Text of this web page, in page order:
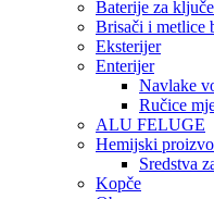
Baterije za
Brisači i metlice
Eksterijer
Enterijer
Navlake
Ručice
ALU FELUGE
Hemijski
Sredstva
Kopče